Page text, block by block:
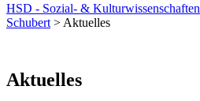
HSD - Sozial- & Kulturwissenschaften
Schubert > Aktuelles
​​​​​​​​​​​​​​​​​​Aktuelles